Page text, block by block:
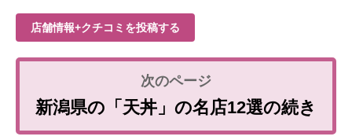
店舗情報+クチコミを投稿する
新潟県の「天丼」の名店12選の続き